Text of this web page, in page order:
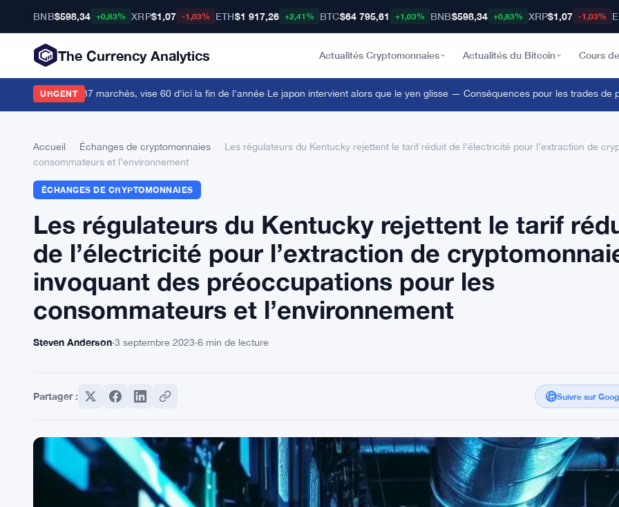
BNB$598,34 +0,83% XRP$1,07 -1,03% ETH$1 917,26 +2,41% BTC$64 795,61 +1,03% BNB$598,34 +0,83% XRP$1,07 -1,03%
The Currency Analytics Actualités Cryptomonnaies Actualités du Bitcoin Cours
URGENT
lance dans 37 marchés, vise 60 d'ici la fin de l'année·Le japon intervient alors que le yen glisse — Conséquences pour les trades de
Accueil Échanges de cryptomonnaies
Les régulateurs du Kentucky rejettent le tarif réduit de l’électricité pour l’extraction de
consommateurs et l’environnement
ÉCHANGES DE CRYPTOMONNAIES
Les régulateurs du Kentucky rejettent le tarif
de l’électricité pour l’extraction de
invoquant des préoccupations pour les
consommateurs et l’environnement
Steven Anderson·3 septembre 2023·6 min de lecture
Partager : Suivre sur